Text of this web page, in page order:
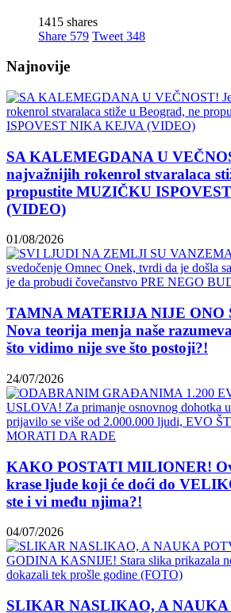
1415 shares
Share 579 Tweet 348
Najnovije
SA KALEMEGDANA U
najvažnijih rokenrol stvaralaca
propustite MUZIČKU
(VIDEO)
01/08/2026
TAMNA MATERIJA NIJE ONO
Nova teorija menja naše
što vidimo nije sve što postoji?!
24/07/2026
KAKO POSTATI MILIONER!
krase ljude koji će doći do
ste i vi među njima?!
04/07/2026
SLIKAR NASLIKAO, A